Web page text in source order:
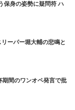
保身の姿勢に疑問符 ハ
ーパー堀大輔の悲鳴と
期間のワンオペ発言で批